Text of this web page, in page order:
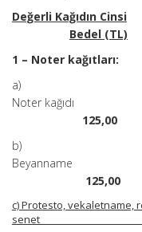
Değerli Kağıdın Cinsi
Bedel (TL)
1 – Noter kağıtları:
a)
125,00
b)
125,00
c) Protesto, vekaletname,